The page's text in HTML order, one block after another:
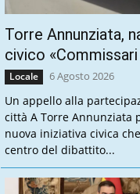
Torre Annunziata,
civico
Locale 6 Agosto 2026
Un appello alla
città A Torre Annunziata
nuova iniziativa civica
centro del dibattito...